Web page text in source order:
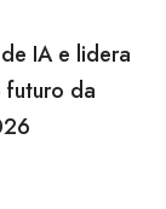
IA e lidera
da